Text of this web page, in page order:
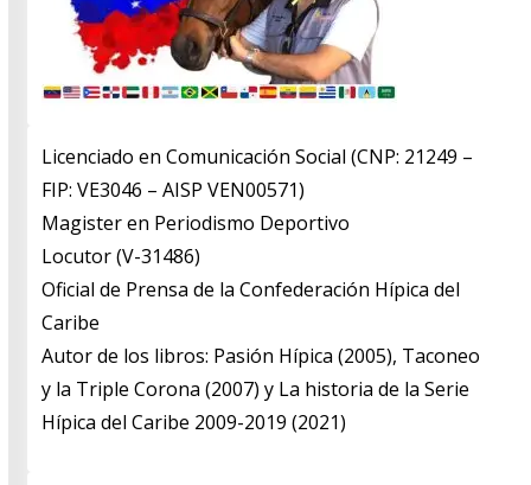
Licenciado en Comunicación Social (CNP: 21249 –
FIP: VE3046 – AISP VEN00571)
​Magister en Periodismo Deportivo
​Locutor (V-31486)
​Oficial de Prensa de la Confederación Hípica del
Caribe
​Autor de los libros: Pasión Hípica (2005), Taconeo
y la Triple Corona (2007) y La historia de la Serie
Hípica del Caribe 2009-2019 (2021)